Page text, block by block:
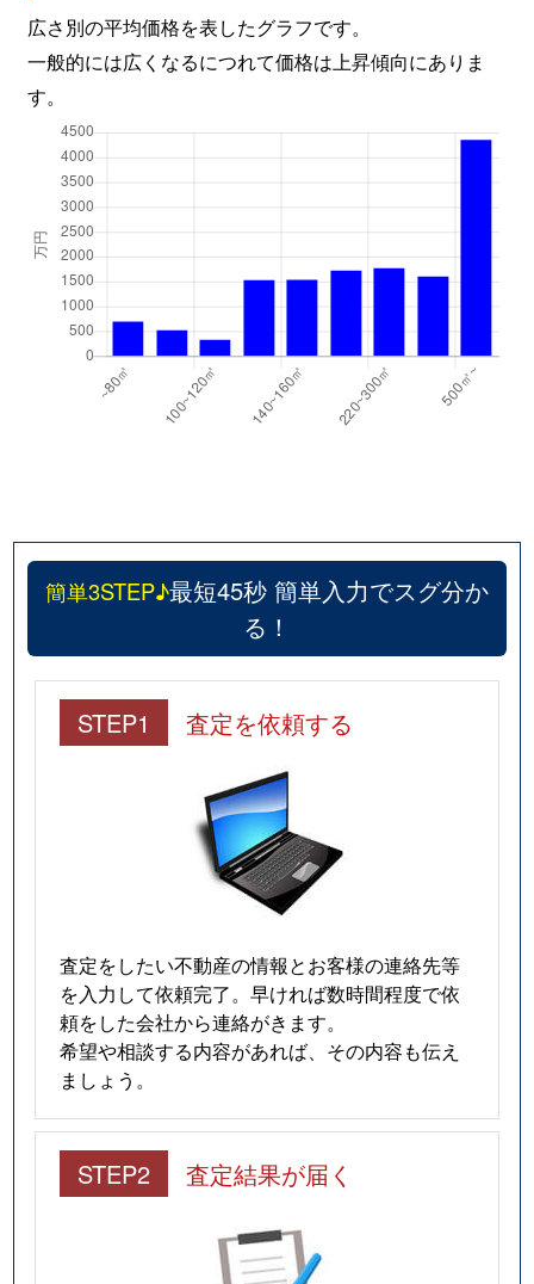
広さ別の平均価格を表したグラフです。
一般的には広くなるにつれて価格は上昇傾向にありま
す。
簡単3STEP♪最短45秒 簡単入力でスグ分か
る！
STEP1 査定を依頼する
査定をしたい不動産の情報とお客様の連絡先等
を入力して依頼完了。早ければ数時間程度で依
頼をした会社から連絡がきます。
希望や相談する内容があれば、その内容も伝え
ましょう。
STEP2 査定結果が届く